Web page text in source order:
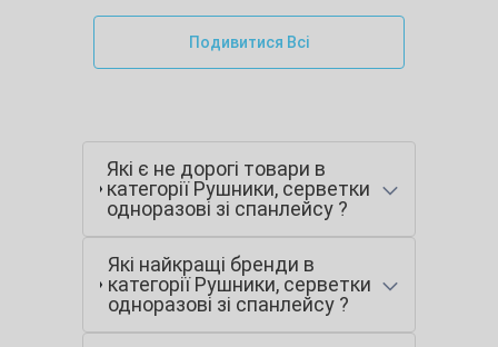
Подивитися Всі
Які є не дорогі товари в
категорії Рушники, серветки
одноразові зі спанлейсу ?
Які найкращі бренди в
категорії Рушники, серветки
одноразові зі спанлейсу ?